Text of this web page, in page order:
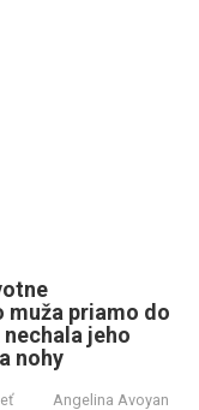
muža priamo do
jeho
nohy
Angelina Avoyan